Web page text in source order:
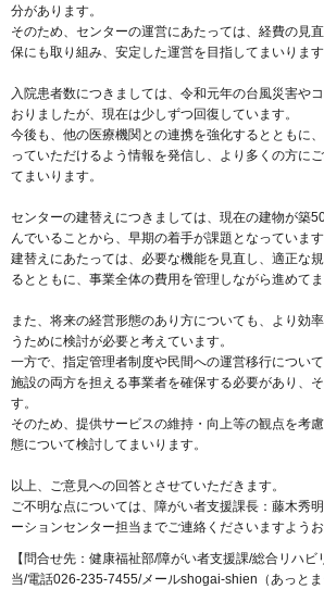
分があります。
そのため、センターの運営にあたっては、経費の見
保にも取り組み、安定した運営を目指してまいります
入院患者数につきましては、令和元年の台風災害や
おりましたが、現在は少しずつ回復しています。
今後も、他の医療機関との連携を強化するとともに
っていただけるよう情報を発信し、より多くの方に
てまいります。
センターの建替えにつきましては、現在の建物が築
んでいることから、早期の着手が課題となっています
建替えにあたっては、必要な機能を見直し、適正な
るとともに、事業全体の費用を管理しながら進めてま
また、将来の経営形態のあり方についても、より効
うために検討が必要と考えています。
一方で、指定管理者制度や民間への運営移行につい
施設の両方を担える事業者を確保する必要があり、
す。
そのため、提供サービスの維持・向上等の観点を考
態について検討してまいります。
以上、ご意見への回答とさせていただきます。
ご不明な点については、障がい者支援課長：藤木秀
ーションセンター担当までご連絡くださいますようお
【問合せ先：健康福祉部/障がい者支援課/総合リハ
当/電話026-235-7455/メールshogai-shien（あっとま